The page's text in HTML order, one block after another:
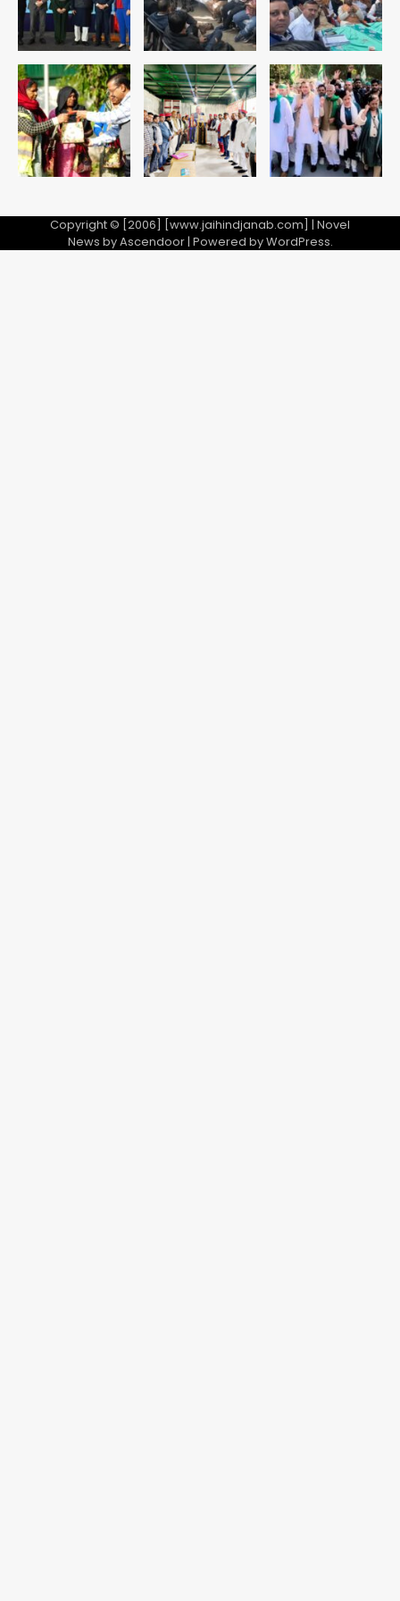
Copyright © [2006] [www.jaihindjanab.com] | Novel
News byAscendoor| Powered byWordPress.